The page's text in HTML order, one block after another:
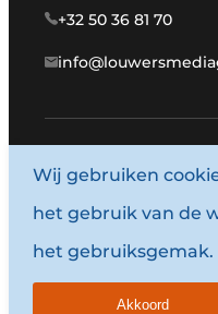
+32 50 36 81 70
© 1987 -
Wij gebruiken
het gebruik van de
het gebruiksgemak.
Akkoord